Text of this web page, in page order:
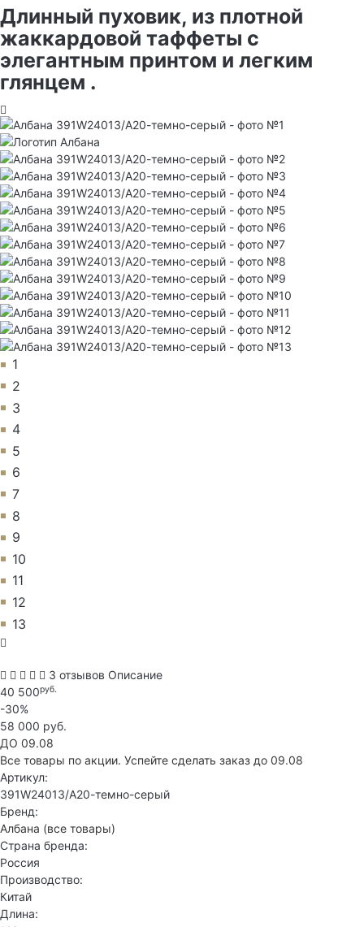
Длинный пуховик, из плотной
жаккардовой таффеты с
элегантным принтом и легким
глянцем .
1
2
3
4
5
6
7
8
9
10
11
12
13
3 отзывов Описание
40 500руб.
-30%
58 000 руб.
ДО 09.08
Все товары по акции. Успейте сделать заказ до 09.08
Артикул:
391W24013/А20-темно-серый
Бренд:
Албана (все товары)
Страна бренда:
Россия
Производство:
Китай
Длина: